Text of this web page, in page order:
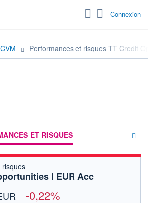
Connexion
Performances et risques TT Credit
ET RISQUES
risques
I EUR Acc
-0,22%